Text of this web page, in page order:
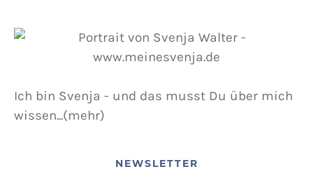
Ich bin Svenja - und das musst Du über mich
wissen...(mehr)
NEWSLETTER